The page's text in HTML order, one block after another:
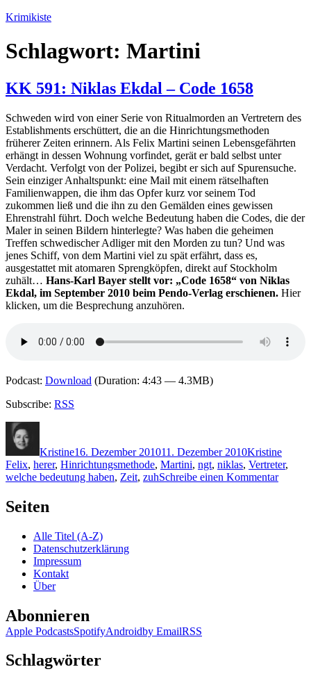
Zum
springen
Krimikiste
Schlagwort: Martini
KK 591: Niklas Ekdal – Code 1658
Schweden wird von einer Serie von Ritualmorden an Vertretern des
Establishments erschüttert, die an die Hinrichtungsmethoden
früherer Zeiten erinnern. Als Felix Martini seinen Lebensgefährten
erhängt in dessen Wohnung vorfindet, gerät er bald selbst unter
Verdacht. Verfolgt von der Polizei, begibt er sich auf Spurensuche.
Sein einziger Anhaltspunkt: eine Mail mit einem rätselhaften
Familienwappen, die ihm das Opfer kurz vor seinem Tod
zukommen ließ und die ihn zu den Gemälden eines gewissen
Ehrenstrahl führt. Doch welche Bedeutung haben die Codes, die der
Maler in seinen Bildern hinterlegte? Was haben die geheimen
Treffen schwedischer Adliger mit den Morden zu tun? Und was
jenes Schiff, von dem Martini viel zu spät erfährt, dass es,
ausgestattet mit atomaren Sprengköpfen, direkt auf Stockholm
zuhält… Hans-Karl Bayer stellt vor: „Code 1658“ von Niklas
Ekdal, im September 2010 beim Pendo-Verlag erschienen. Hier
klicken, um die Besprechung anzuhören.
Podcast: Download (Duration: 4:43 — 4.3MB)
Subscribe: RSS
Kristine16. Dezember 201011. Dezember 2010Kristine
Felix, herer, Hinrichtungsmethode, Martini, ngt, niklas, Vertreter,
welche bedeutung haben, Zeit, zuhSchreibe einen Kommentarzu
Seiten
Alle Titel (A-Z)
Datenschutzerklärung
Impressum
Kontakt
Über
Abonnieren
Apple PodcastsSpotifyAndroidby EmailRSS
Schlagwörter